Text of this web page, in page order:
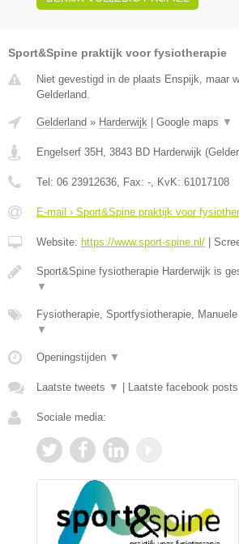
Sport&Spine praktijk voor fysiotherapie
Niet gevestigd in de plaats Enspijk, maar
Gelderland.
Gelderland » Harderwijk | Google maps ▼
Engelserf 35H 3843 BD Harderwijk (
Tel: 06 23912636 , Fax: - , KvK: 61017108
E-mail › Sport&Spine praktijk voor
Website: https://www.sport-spine.nl/ |
Sport&Spine fysiotherapie Harderwijk is
▼
Fysiotherapie, Sportfysiotherapie,
▼
Openingstijden ▼
Laatste tweets ▼ | Laatste facebook posts
Sociale media: